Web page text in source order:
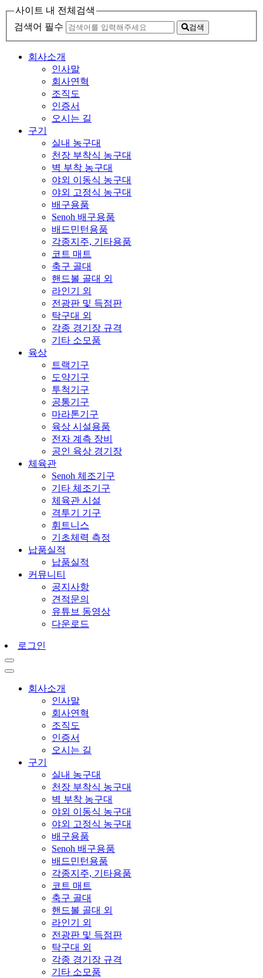
사이트 내 전체검색
검색어 필수
검색
회사소개
인사말
회사연혁
조직도
인증서
오시는 길
구기
실내 농구대
천장 부착식 농구대
벽 부착 농구대
야외 이동식 농구대
야외 고정식 농구대
배구용품
Senoh 배구용품
배드민턴용품
각종지주, 기타용품
코트 매트
축구 골대
핸드볼 골대 외
라인기 외
전광판 및 득점판
탁구대 외
각종 경기장 규격
기타 소모품
육상
트랙기구
도약기구
투척기구
공통기구
마라톤기구
육상 시설용품
전자 계측 장비
공인 육상 경기장
체육관
Senoh 체조기구
기타 체조기구
체육관 시설
격투기 기구
휘트니스
기초체력 측정
납품실적
납품실적
커뮤니티
공지사항
견적문의
유튜브 동영상
다운로드
로그인
회사소개
인사말
회사연혁
조직도
인증서
오시는 길
구기
실내 농구대
천장 부착식 농구대
벽 부착 농구대
야외 이동식 농구대
야외 고정식 농구대
배구용품
Senoh 배구용품
배드민턴용품
각종지주, 기타용품
코트 매트
축구 골대
핸드볼 골대 외
라인기 외
전광판 및 득점판
탁구대 외
각종 경기장 규격
기타 소모품